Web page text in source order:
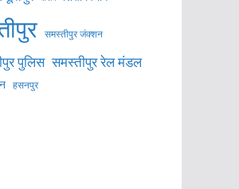
समस्तीपुर जंक्शन
पुलिस समस्तीपुर रेल मंडल
हसनपुर